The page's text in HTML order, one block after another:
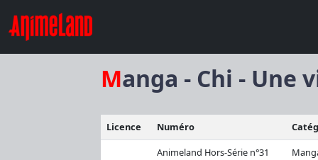
Manga - Chi - Une
Licence Numéro
Animeland Hors-Série n°31